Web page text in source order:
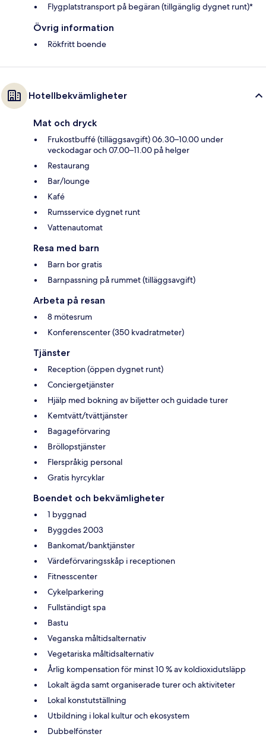
Flygplatstransport på begäran (tillgänglig dygnet runt)*
Övrig information
Rökfritt boende
Hotellbekvämligheter
Mat och dryck
Frukostbuffé (tilläggsavgift) 06.30–10.00 under
veckodagar och 07.00–11.00 på helger
Restaurang
Bar/lounge
Kafé
Rumsservice dygnet runt
Vattenautomat
Resa med barn
Barn bor gratis
Barnpassning på rummet (tilläggsavgift)
Arbeta på resan
8 mötesrum
Konferenscenter (350 kvadratmeter)
Tjänster
Reception (öppen dygnet runt)
Conciergetjänster
Hjälp med bokning av biljetter och guidade turer
Kemtvätt/tvättjänster
Bagageförvaring
Bröllopstjänster
Flerspråkig personal
Gratis hyrcyklar
Boendet och bekvämligheter
1 byggnad
Byggdes 2003
Bankomat/banktjänster
Värdeförvaringsskåp i receptionen
Fitnesscenter
Cykelparkering
Fullständigt spa
Bastu
Veganska måltidsalternativ
Vegetariska måltidsalternativ
Årlig kompensation för minst 10 % av koldioxidutsläpp
Lokalt ägda samt organiserade turer och aktiviteter
Lokal konstutställning
Utbildning i lokal kultur och ekosystem
Dubbelfönster